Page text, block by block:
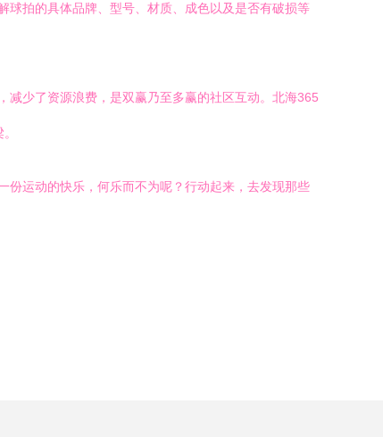
球拍的具体品牌、型号、材质、成色以及是否有破损等
减少了资源浪费，是双赢乃至多赢的社区互动。北海365
份运动的快乐，何乐而不为呢？行动起来，去发现那些